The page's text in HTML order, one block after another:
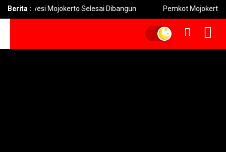
Berita :Mojokerto Selesai Dibangun Pemkot Mojokerto